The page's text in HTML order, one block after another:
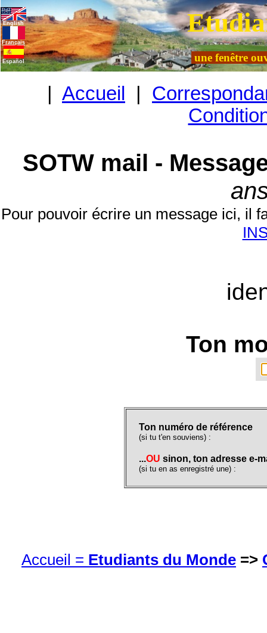
English
Français
Español une fenêtre
Accueil
SOTW mail -
Pour pouvoir écrire un message ici, il
Ton
Ton numéro de référence
(si tu t'en souviens) :
...OU sinon, ton adresse e-
(si tu en as enregistré une) :
Accueil = Etudiants du Monde =>